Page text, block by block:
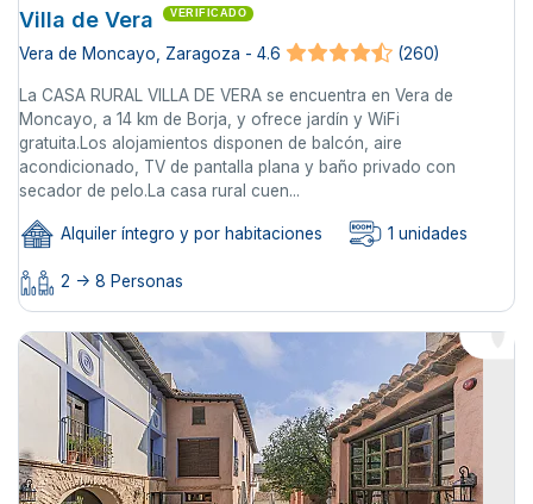
Villa de Vera VERIFICADO
Vera de Moncayo, Zaragoza - 4.6 (260)
La CASA RURAL VILLA DE VERA se encuentra en Vera de
Moncayo, a 14 km de Borja, y ofrece jardín y WiFi
gratuita.Los alojamientos disponen de balcón, aire
acondicionado, TV de pantalla plana y baño privado con
secador de pelo.La casa rural cuen...
Alquiler íntegro y por habitaciones 1 unidades
2 -> 8 Personas